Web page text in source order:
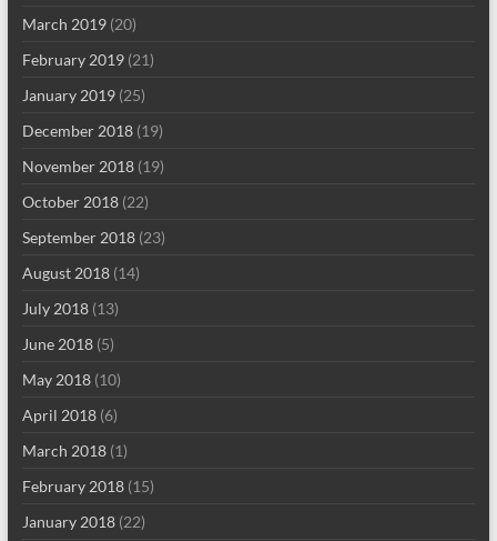
March 2019(20)
February 2019(21)
January 2019(25)
December 2018(19)
November 2018(19)
October 2018(22)
September 2018(23)
August 2018(14)
July 2018(13)
June 2018(5)
May 2018(10)
April 2018(6)
March 2018(1)
February 2018(15)
January 2018(22)